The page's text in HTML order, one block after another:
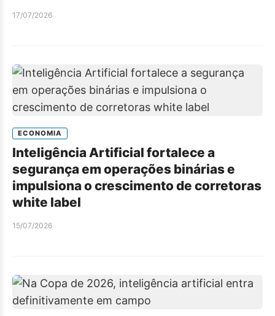
17/07/2026
ECONOMIA
Inteligência Artificial fortalece a
segurança em operações binárias e
impulsiona o crescimento de corretoras
white label
15/07/2026